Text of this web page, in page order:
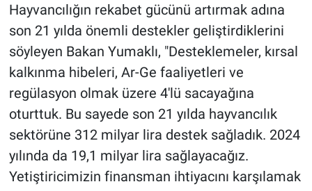
Hayvancılığın rekabet gücünü artırmak adına
son 21 yılda önemli destekler geliştirdiklerini
söyleyen Bakan Yumaklı, "Desteklemeler, kırsal
kalkınma hibeleri, Ar-Ge faaliyetleri ve
regülasyon olmak üzere 4'lü sacayağına
oturttuk. Bu sayede son 21 yılda hayvancılık
sektörüne 312 milyar lira destek sağladık. 2024
yılında da 19,1 milyar lira sağlayacağız.
Yetiştiricimizin finansman ihtiyacını karşılamak